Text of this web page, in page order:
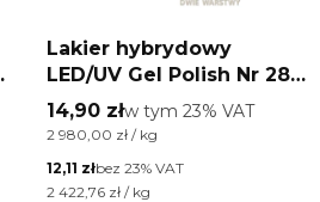
Lakier hybrydowy
LED/UV Gel Polish Nr 284
Cat Eye Limited Edition
AlleLac 5g
Cena brutto
14,90 złw tym %s VAT
w tym 23% VAT
Cena jednostkowa brutto
2 980,00 zł / kg
Cena netto
12,11 złbez 23% VAT
Cena jednostkowa netto
2 422,76 zł / kg